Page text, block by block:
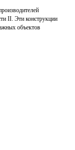
II. Эти конструкции
объектов